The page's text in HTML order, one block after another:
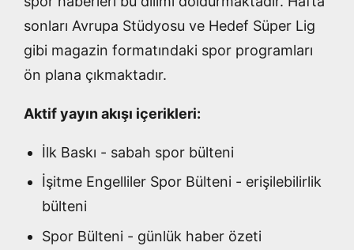
sonları Avrupa Stüdyosu ve Hedef Süper Lig
gibi magazin formatındaki spor programları
ön plana çıkmaktadır.
Aktif yayın akışı içerikleri:
İlk Baskı - sabah spor bülteni
İşitme Engelliler Spor Bülteni - erişilebilirlik
bülteni
Spor Bülteni - günlük haber özeti